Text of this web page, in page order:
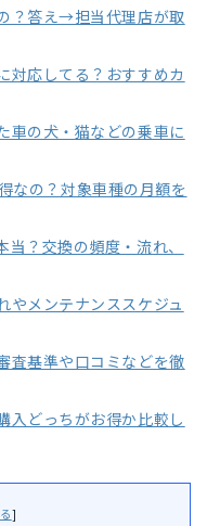
？答え→担当代理店が取
対応してる？おすすめカ
車の犬・猫などの乗車に
の？対象車種の月額を
？交換の頻度・流れ、
やメンテナンススケジュ
査基準や口コミなどを徹
入どっちがお得か比較し
]